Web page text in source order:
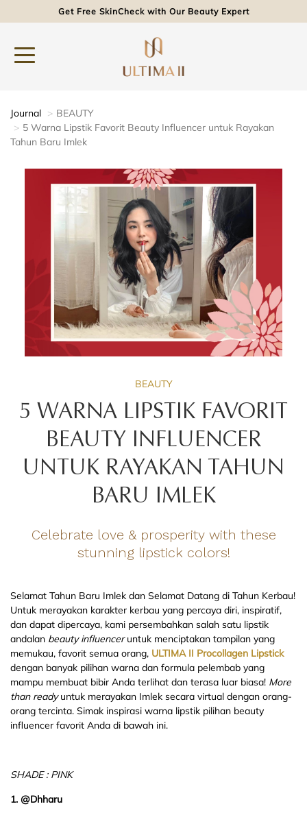
Get Free SkinCheck with Our Beauty Expert
Journal
BEAUTY
5 Warna Lipstik Favorit Beauty Influencer untuk Rayakan
Tahun Baru Imlek
BEAUTY
5 WARNA LIPSTIK FAVORIT
BEAUTY INFLUENCER
UNTUK RAYAKAN TAHUN
BARU IMLEK
Celebrate love & prosperity with these
stunning lipstick colors!
Selamat Tahun Baru Imlek dan Selamat Datang di Tahun Kerbau!
Untuk merayakan karakter kerbau yang percaya diri, inspiratif,
dan dapat dipercaya, kami persembahkan salah satu lipstik
andalan beauty influenceruntuk menciptakan tampilan yang
memukau, favorit semua orang, ULTIMA II Procollagen Lipstick
dengan banyak pilihan warna dan formula pelembab yang
mampu membuat bibir Anda terlihat dan terasa luar biasa! More
than readyuntuk merayakan Imlek secara virtual dengan orang-
orang tercinta. Simak inspirasi warna lipstik pilihan beauty
influencer favorit Anda di bawah ini.
SHADE : PINK
1. @Dhharu